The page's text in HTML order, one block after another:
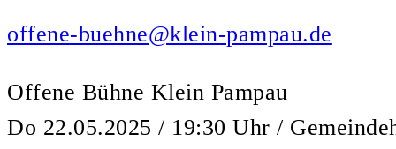
offene-buehne@klein-pampau.de
Offene Bühne Klein Pampau
Do 22.05.2025 / 19:30 Uhr /